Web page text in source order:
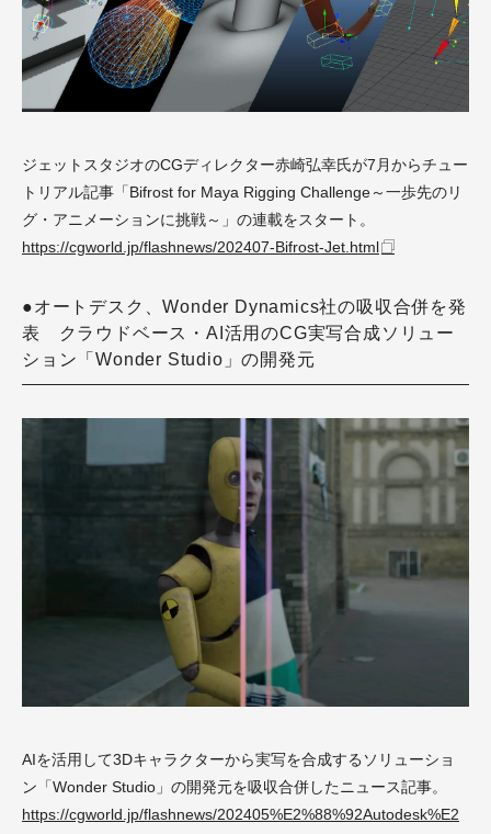
ジェットスタジオのCGディレクター赤崎弘幸氏が7月からチュー
トリアル記事「Bifrost for Maya Rigging Challenge～一歩先のリ
グ・アニメーションに挑戦～」の連載をスタート。
https://cgworld.jp/flashnews/202407-Bifrost-Jet.html
●オートデスク、Wonder Dynamics社の吸収合併を発
表 クラウドベース・AI活用のCG実写合成ソリュー
ション「Wonder Studio」の開発元
AIを活用して3Dキャラクターから実写を合成するソリューショ
ン「Wonder Studio」の開発元を吸収合併したニュース記事。
https://cgworld.jp/flashnews/202405%E2%88%92Autodesk%E2